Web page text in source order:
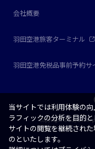
会社概要
羽田空港旅客ターミナル
羽田空港免税品事前予約サ
Copyright © Japan
当サイトでは利用体験の
ラフィックの分析を目的
サイトの閲覧を継続され
のといたします。